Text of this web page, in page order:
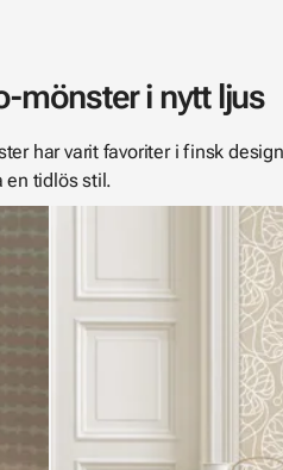
mönster i nytt ljus
har varit favoriter i finsk
en tidlös stil.